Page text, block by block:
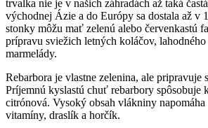
trvalka nie je v našich záhradách až taká
východnej Ázie a do Európy sa dostala až v
stonky môžu mať zelenú alebo červenkastú
prípravu sviežich letných koláčov,
marmelády.
Rebarbora je vlastne zelenina, ale pripravuje
Príjemnú kyslastú chuť rebarbory spôsobuje
citrónová. Vysoký obsah vlákniny napomáha
vitamíny, draslík a horčík.